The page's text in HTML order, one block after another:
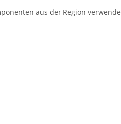
aus der Region